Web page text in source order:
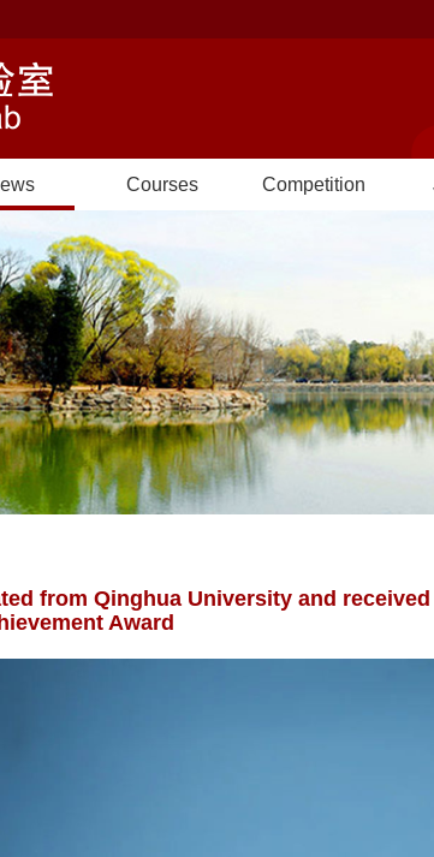
Courses Competition
from Qinghua University and
Award